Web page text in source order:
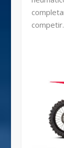
competir.